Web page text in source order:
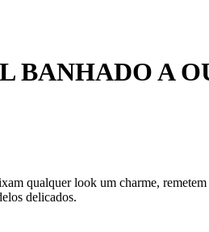
BANHADO A
qualquer look um charme,
delicados.